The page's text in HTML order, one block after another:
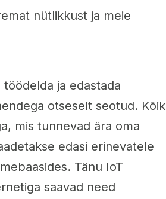
nütlikkust ja meie
ja edastada
otseselt seotud. Kõik
mis tunnevad ära oma
edasi erinevatele
Tänu IoT
saavad need